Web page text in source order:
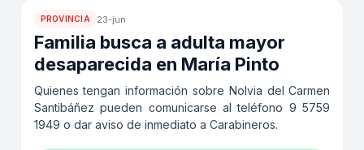
PROVINCIA 23-jun
Familia busca a adulta mayor
desaparecida en María Pinto
Quienes tengan información sobre Nolvia del Carmen
Santibáñez pueden comunicarse al teléfono 9 5759
1949 o dar aviso de inmediato a Carabineros.